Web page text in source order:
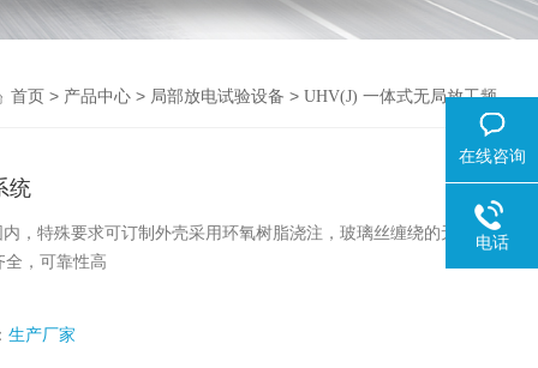
首页 > 产品中心 > 局部放电试验设备 >UHV(J) 一体式无局放工频
统
，特殊要求可订制外壳采用环氧树脂浇注，玻璃丝缠绕的无晕高
全，可靠性高
生产厂家
在线咨询
电话